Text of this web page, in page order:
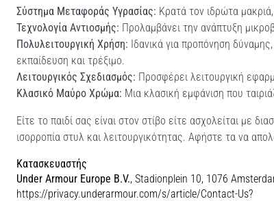
Σύστημα Μεταφοράς Υγρασίας: Κρατά τον ιδρώτα
Τεχνολογία Αντιοσμής: Προλαμβάνει την ανάπτυξη
Πολυλειτουργική Χρήση: Ιδανικά για προπόνηση
εκπαίδευση και τρέξιμο.
Λειτουργικός Σχεδιασμός: Προσφέρει λειτουργική
Κλασικό Μαύρο Χρώμα: Μια κλασική εμφάνιση που
Είτε το παιδί σας είναι στον στίβο είτε ασχολείται με
ισορροπία στυλ και λειτουργικότητας. Αφήστε τα να
Κατασκευαστής
Under Armour Europe B.V., Stadionplein 10, 1076
https://privacy.underarmour.com/s/article/Contact-Us?